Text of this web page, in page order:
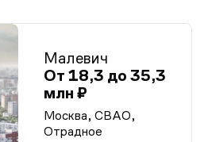
Малевич
От 18,3 до 35,3
млн ₽
Москва, СВАО,
Отрадное